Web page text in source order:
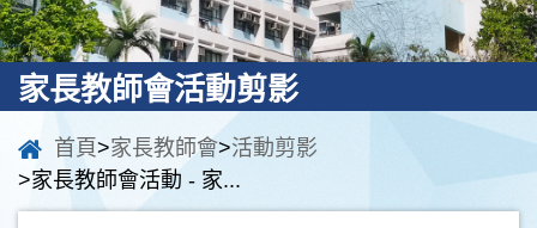
家長教師會活動剪影
首頁>家長教師會>活動剪影
>家長教師會活動 - 家...